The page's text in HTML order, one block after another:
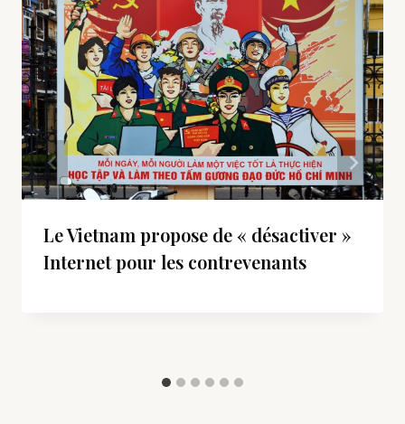
Le Vietnam propose de « désactiver »
Internet pour les contrevenants